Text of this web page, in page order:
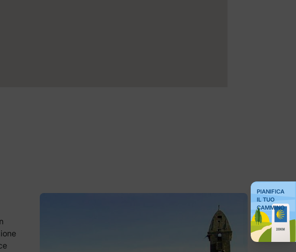
PIANIFICA
IL TUO
CAMMINO